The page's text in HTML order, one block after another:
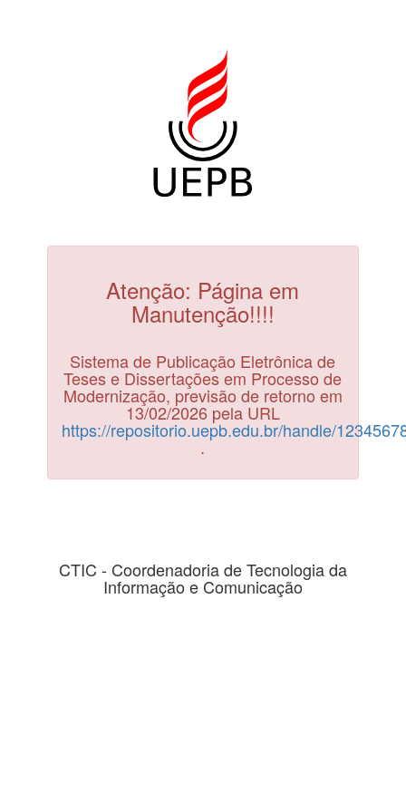
Atenção: Página em
Manutenção!!!!
Sistema de Publicação Eletrônica de
Teses e Dissertações em Processo de
Modernização, previsão de retorno em
13/02/2026 pela URL
https://repositorio.uepb.edu.br/handle/
.
CTIC - Coordenadoria de Tecnologia da
Informação e Comunicação